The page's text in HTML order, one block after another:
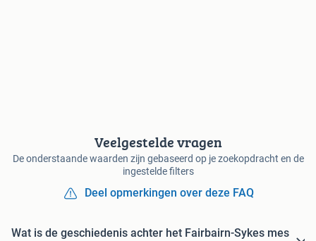
Veelgestelde vragen
De onderstaande waarden zijn gebaseerd op je zoekopdracht en de
ingestelde filters
Deel opmerkingen over deze FAQ
Wat is de geschiedenis achter het Fairbairn-Sykes mes